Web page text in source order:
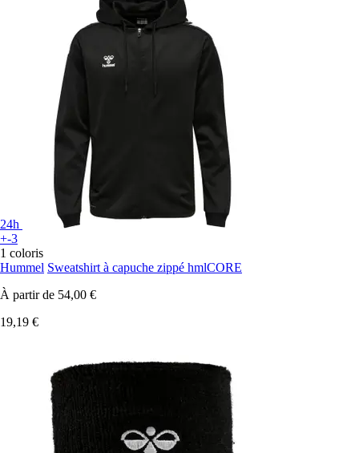
24h
+-3
1 coloris
Hummel Sweatshirt à capuche zippé hmlCORE
À partir de 54,00 €
19,19 €